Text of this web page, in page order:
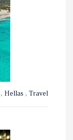
, Hellas , Travel